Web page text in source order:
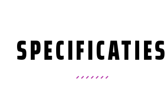
SPECIFICATIES